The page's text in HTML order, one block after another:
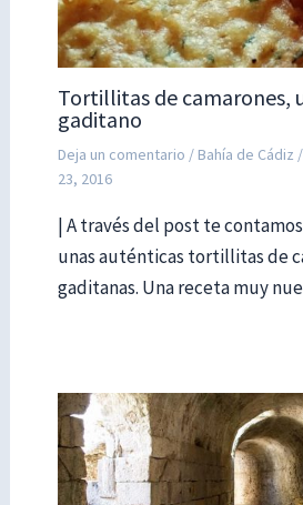
Tortillitas de camarones,
gaditano
Deja un comentario / Bahía de Cádiz
23, 2016
| A través del post te
unas auténticas tortillitas de
gaditanas. Una receta muy